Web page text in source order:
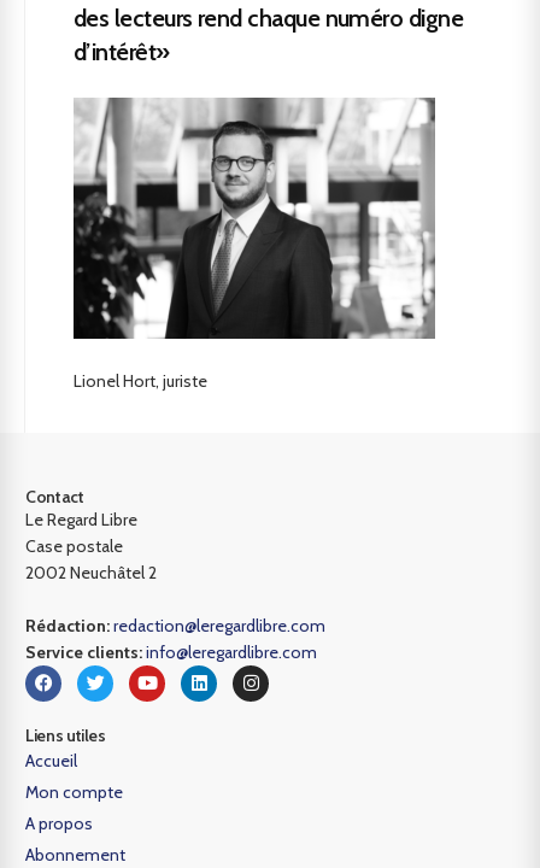
des lecteurs rend chaque numéro digne
d’intérêt»
Lionel Hort, juriste
Contact
Le Regard Libre
Case postale
2002 Neuchâtel 2
Rédaction:redaction@leregardlibre.com
Service clients:info@leregardlibre.com
Liens utiles
Accueil
Mon compte
A propos
Abonnement